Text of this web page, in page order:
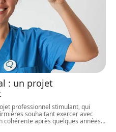
: un projet
professionnel stimulant, qui
souhaitant exercer avec
cohérente après quelques années…